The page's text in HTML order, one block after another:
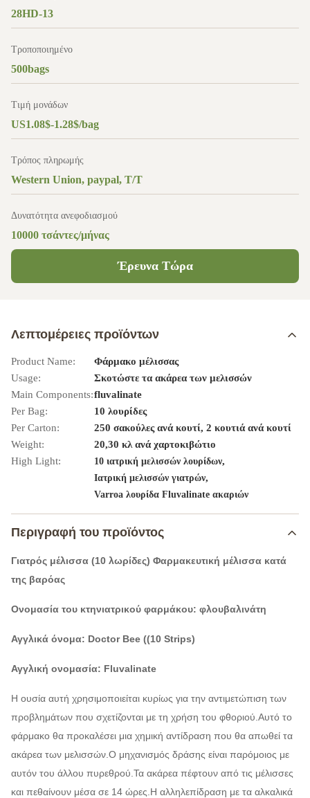
28HD-13
Τροποποιημένο
500bags
Τιμή μονάδων
US1.08$-1.28$/bag
Τρόπος πληρωμής
Western Union, paypal, T/T
Δυνατότητα ανεφοδιασμού
10000 τσάντες/μήνας
Έρευνα Τώρα
Λεπτομέρειες προϊόντων
Product Name:
Φάρμακο μέλισσας
Usage:
Σκοτώστε τα ακάρεα των μελισσών
Main Components:fluvalinate
Per Bag:
10 λουρίδες
Per Carton:
250 σακούλες ανά κουτί, 2 κουτιά ανά κουτί
Weight:
20,30 κλ ανά χαρτοκιβώτιο
High Light:
10 ιατρική μελισσών λουρίδων,
Ιατρική μελισσών γιατρών,
Varroa λουρίδα Fluvalinate ακαριών
Περιγραφή του προϊόντος
Γιατρός μέλισσα (10 λωρίδες) Φαρμακευτική μέλισσα κατά
της βαρόας
Ονομασία του κτηνιατρικού φαρμάκου: φλουβαλινάτη
Αγγλικά όνομα: Doctor Bee ((10 Strips)
Αγγλική ονομασία: Fluvalinate
Η ουσία αυτή χρησιμοποιείται κυρίως για την αντιμετώπιση των
προβλημάτων που σχετίζονται με τη χρήση του φθοριού.Αυτό το
φάρμακο θα προκαλέσει μια χημική αντίδραση που θα απωθεί τα
ακάρεα των μελισσών.Ο μηχανισμός δράσης είναι παρόμοιος με
αυτόν του άλλου πυρεθρού.Τα ακάρεα πέφτουν από τις μέλισσες
και πεθαίνουν μέσα σε 14 ώρες.Η αλληλεπίδραση με τα αλκαλικά